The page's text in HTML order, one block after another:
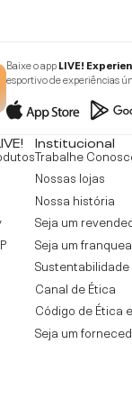
Baixe o appLIVE!
esportivo de experiências
Institucional
Trabalhe
Nossas lojas
Nossa história
Seja um
Seja um
Sustentabilidade
Canal de Ética
Código de Ética
Seja um